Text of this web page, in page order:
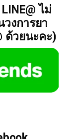
ไม่
งการยา
ด้วยนะคะ)